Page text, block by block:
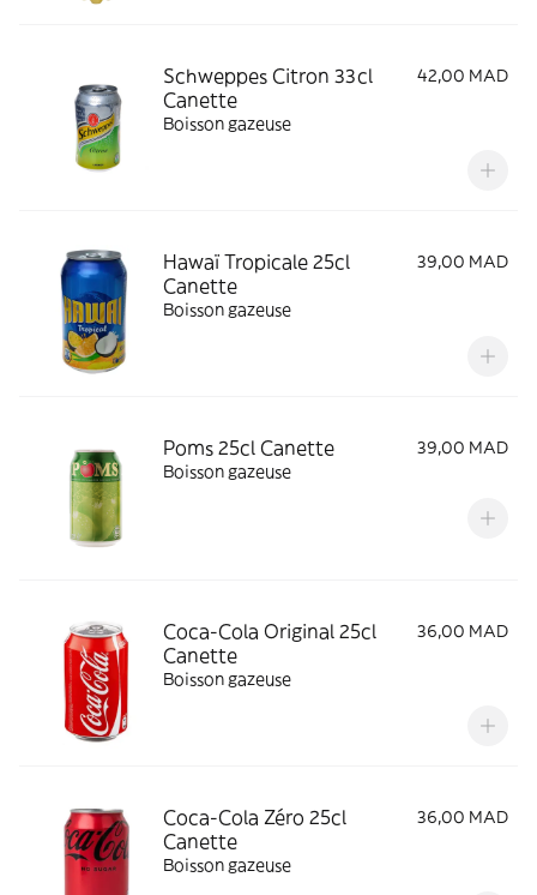
Schweppes Citron 33cl
Canette
42,00 MAD
Boisson gazeuse
Hawaï Tropicale 25cl
Canette
39,00 MAD
Boisson gazeuse
Poms 25cl Canette
39,00 MAD
Boisson gazeuse
Coca-Cola Original 25cl
Canette
36,00 MAD
Boisson gazeuse
Coca-Cola Zéro 25cl
Canette
36,00 MAD
Boisson gazeuse